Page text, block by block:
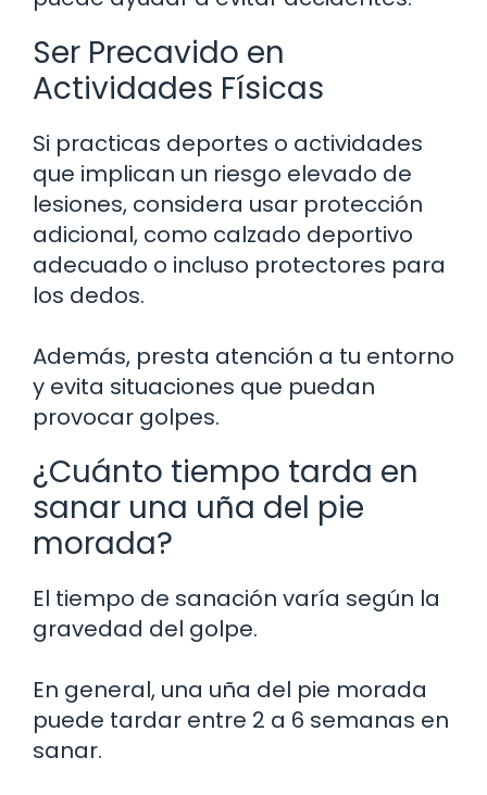
Ser Precavido en
Actividades Físicas
Si practicas deportes o actividades
que implican un riesgo elevado de
lesiones, considera usar protección
adicional, como calzado deportivo
adecuado o incluso protectores para
los dedos.
Además, presta atención a tu entorno
y evita situaciones que puedan
provocar golpes.
¿Cuánto tiempo tarda en
sanar una uña del pie
morada?
El tiempo de sanación varía según la
gravedad del golpe.
En general, una uña del pie morada
puede tardar entre 2 a 6 semanas en
sanar.